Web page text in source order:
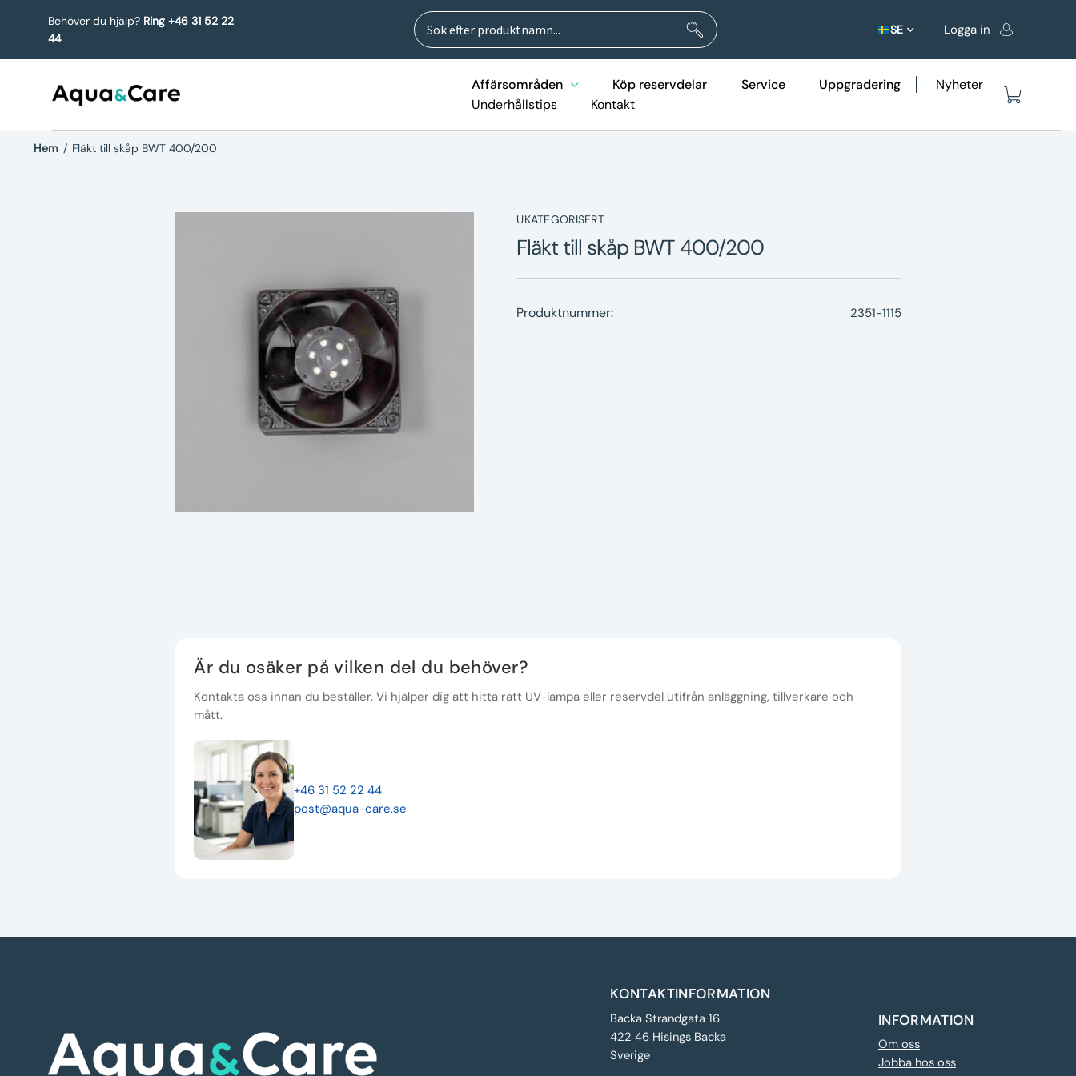
Behöver du hjälp? Ring +46 31 52 22
44
Sök
efter:
Sök
SE Logga in
Affärsområden Köp reservdelar Service Uppgradering
Nyheter
Underhållstips
Kontakt
Hem / Fläkt till skåp BWT 400/200
UKATEGORISERT
Fläkt till skåp BWT 400/200
Produktnummer: 2351-1115
Är du osäker på vilken del du behöver?
Kontakta oss innan du beställer. Vi hjälper dig att hitta rätt UV-lampa eller reservdel utifrån anläggning, tillverkare och
mått.
+46 31 52 22 44
post@aqua-care.se
KONTAKTINFORMATION
Backa Strandgata 16
422 46 Hisings Backa
Sverige
INFORMATION
Om oss
Jobba hos oss